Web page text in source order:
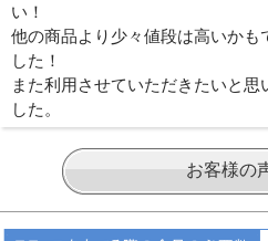
い！
他の商品より少々値段は高いか
した！
また利用させていただきたいと思
した。
お客様の